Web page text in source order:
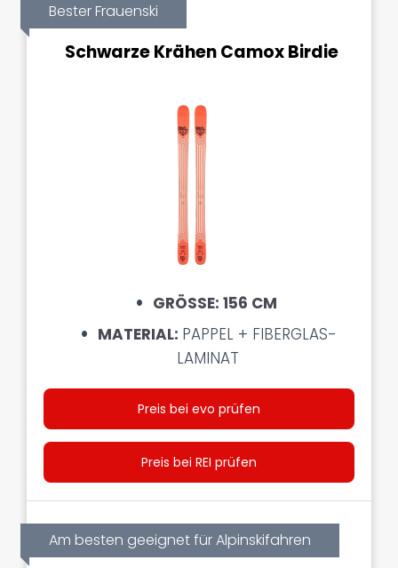
Bester Frauenski
Schwarze Krähen Camox Birdie
GRÖSSE: 156 CM
MATERIAL: PAPPEL + FIBERGLAS-
LAMINAT
Preis bei evo prüfen
Preis bei REI prüfen
Am besten geeignet für Alpinskifahren